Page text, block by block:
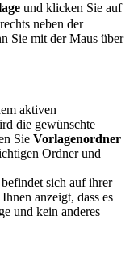
und klicken Sie auf
neben der
Sie mit der Maus über
aktiven
die gewünschte
Sie Vorlagenordner
Ordner und
sich auf ihrer
anzeigt, dass es
und kein anderes